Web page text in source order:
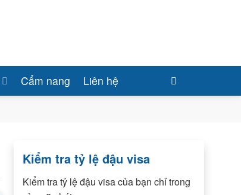
Cẩm nang Liên hệ
Kiểm tra tỷ lệ đậu visa
Kiểm tra tỷ lệ đậu visa của bạn chỉ trong